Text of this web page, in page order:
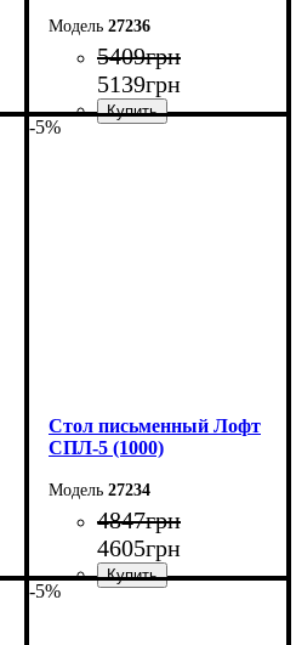
27236
5409грн
5139грн
-5%
Стол письменный Лофт
СПЛ-5 (1000)
27234
4847грн
4605грн
-5%